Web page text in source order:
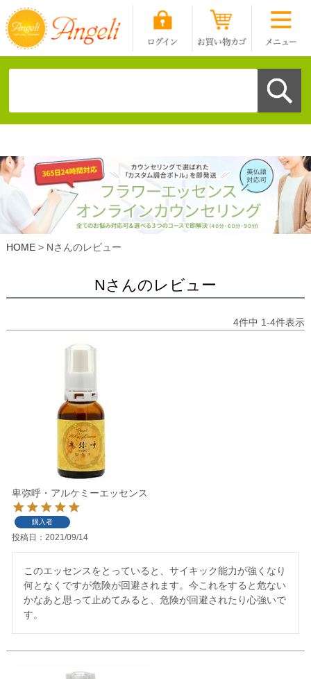
HOME Nさんのレビュー
Nさんのレビュー
4件中 1-4件表示
卑弥呼・アルケミーエッセンス
購入者
投稿日 2021/09/14
このエッセンスをとっていると、サイキック能力が強くなり
何となくですが危険が回避されます。今これをすると危ない
かなあと思って止めてみると、危険が回避されたり心強いで
す。